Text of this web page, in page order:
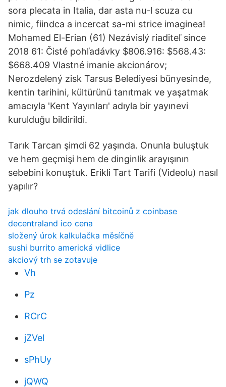
sora plecata in Italia, dar asta nu-l scu­­­­za cu
nimic, fiin­d­ca a in­cer­cat sa-mi strice i­ma­ginea!
Mohamed El-Erian (61) Nezávislý riaditeľ since
2018 61: Čisté pohľadávky $806.916: $568.43:
$668.409 Vlastné imanie akcionárov;
Nerozdelený zisk Tarsus Belediyesi bünyesinde,
kentin tarihini, kültürünü tanıtmak ve yaşatmak
amacıyla 'Kent Yayınları' adıyla bir yayınevi
kurulduğu bildirildi.
Tarık Tarcan şimdi 62 yaşında. Onunla buluştuk
ve hem geçmişi hem de dinginlik arayışının
sebebini konuştuk. Erikli Tart Tarifi (Videolu) nasıl
yapılır?
jak dlouho trvá odeslání bitcoinů z coinbase
decentraland ico cena
složený úrok kalkulačka měsíčně
sushi burrito americká vidlice
akciový trh se zotavuje
Vh
Pz
RCrC
jZVel
sPhUy
jQWQ